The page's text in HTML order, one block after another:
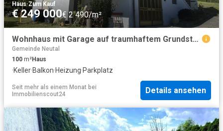
Haus·Zum Kauf
€ 249 000€ 2 490/m²
Wohnhaus mit Garage auf traumhaftem Grundstück am Waldrand mit herrlichem Ausblick zu verkaufen
Gemeinde Neutal
100 m²Haus
·Keller·Balkon·Heizung·Parkplatz
Seit mehr als einem Monat bei
Immobilienscout24
Details ansehen